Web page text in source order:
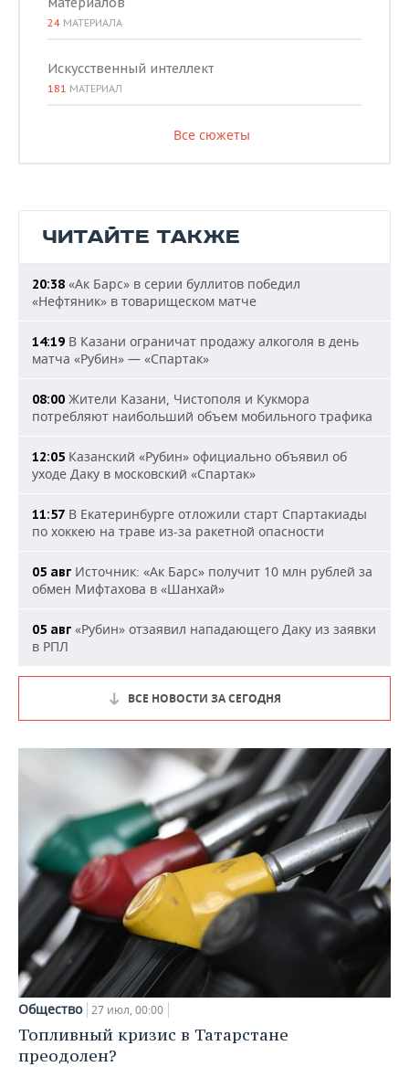
24 МАТЕРИАЛА
Искусственный интеллект
181 МАТЕРИАЛ
Все сюжеты
ЧИТАЙТЕ ТАКЖЕ
20:38 «Ак Барс» в серии буллитов победил
«Нефтяник» в товарищеском матче
14:19 В Казани ограничат продажу алкоголя в день
матча «Рубин» — «Спартак»
08:00 Жители Казани, Чистополя и Кукмора
потребляют наибольший объем мобильного трафика
12:05 Казанский «Рубин» официально объявил об
уходе Даку в московский «Спартак»
11:57 В Екатеринбурге отложили старт Спартакиады
по хоккею на траве из-за ракетной опасности
05 авг Источник: «Ак Барс» получит 10 млн рублей за
обмен Мифтахова в «Шанхай»
05 авг «Рубин» отзаявил нападающего Даку из заявки
в РПЛ
ВСЕ НОВОСТИ ЗА СЕГОДНЯ
Общество 27 июл, 00:00
Топливный кризис в Татарстане
преодолен?